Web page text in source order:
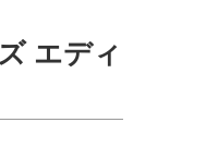
エディ